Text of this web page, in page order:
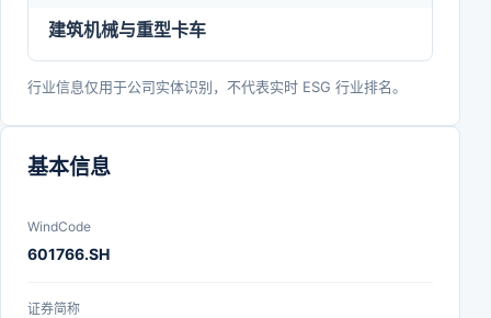
建筑机械与重型卡车
行业信息仅用于公司实体识别，不代表实时 ESG 行业排名。
基本信息
WindCode
601766.SH
证券简称